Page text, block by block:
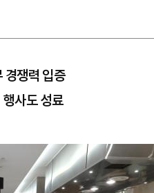
쟁력 입증
사도 성료